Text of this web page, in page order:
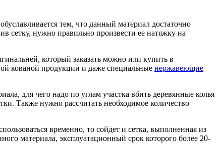
тем, что данный материал достаточно
сетку, нужно правильно произвести ее натяжку на
который заказать можно или купить в
кованой продукции и даже специальные нержавеющие
для чего надо по углам участка вбить деревянные колья
Также нужно рассчитать необходимое количество
временно, то сойдет и сетка, выполненная из
материала, эксплуатационный срок которого более 20-